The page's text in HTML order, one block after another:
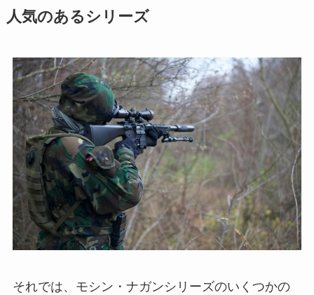
人気のあるシリーズ
それでは、モシン・ナガンシリーズのいくつかの